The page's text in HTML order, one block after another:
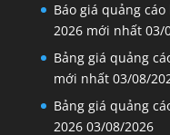
Báo giá quảng
2026 mới nhất 03/
Bảng giá quảng
mới nhất 03/08/
Bảng giá quảng
2026 03/08/2026